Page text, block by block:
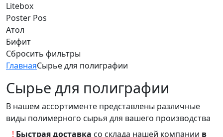
Litebox
Poster Pos
Атол
Бифит
Сбросить фильтры
ГлавнаяСырье для полиграфии
Сырье для полиграфии
В нашем ассортименте представлены различные
виды полимерного сырья для вашего производства
! Быстрая доставка со склада нашей компании в